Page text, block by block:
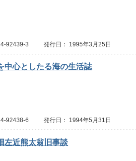
92439-3 発行日： 1995年3月25日
心としたる海の生活誌
92438-6 発行日： 1994年5月31日
近熊太翁旧事談